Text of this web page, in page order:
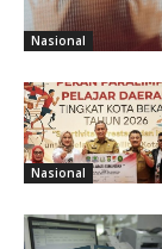
Nasional
Nasional